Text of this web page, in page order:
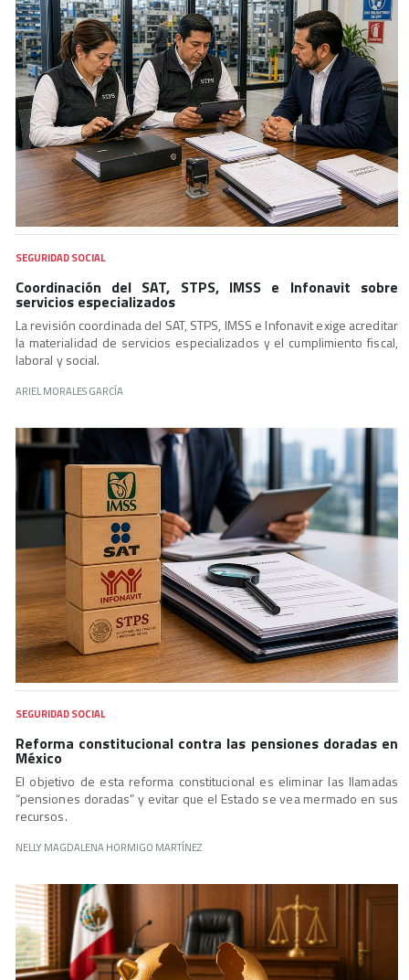
SEGURIDAD SOCIAL
Coordinación del SAT, STPS, IMSS e Infonavit sobre
servicios especializados
La revisión coordinada del SAT, STPS, IMSS e Infonavit exige acreditar
la materialidad de servicios especializados y el cumplimiento fiscal,
laboral y social.
ARIEL MORALES GARCÍA
SEGURIDAD SOCIAL
Reforma constitucional contra las pensiones doradas en
México
El objetivo de esta reforma constitucional es eliminar las llamadas
“pensiones doradas” y evitar que el Estado se vea mermado en sus
recursos.
NELLY MAGDALENA HORMIGO MARTÍNEZ